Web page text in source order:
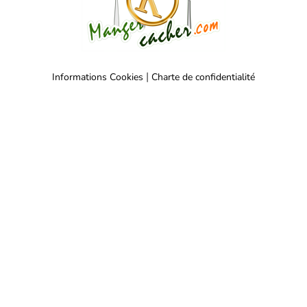
Informations Cookies | Charte de confidentialité